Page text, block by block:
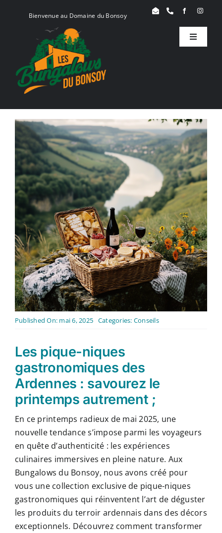
Bienvenue au Domaine du Bonsoy
Toggle
Birdy
Woody
Serenity
Réservation
Blog
Contact
Français
Published On: mai 6, 2025 Categories: Conseils
Les pique-niques
gastronomiques des
Ardennes : savourez le
printemps autrement ;
En ce printemps radieux de mai 2025, une
nouvelle tendance s’impose parmi les voyageurs
en quête d’authenticité : les expériences
culinaires immersives en pleine nature. Aux
Bungalows du Bonsoy, nous avons créé pour
vous une collection exclusive de pique-niques
gastronomiques qui réinventent l’art de déguster
les produits du terroir ardennais dans des décors
exceptionnels. Découvrez comment transformer